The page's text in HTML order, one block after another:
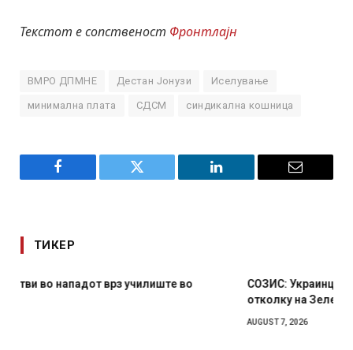
Текстот е сопственост Фронтлајн
ВМРО ДПМНЕ Дестан Јонузи Иселување
минимална плата СДСМ синдикална кошница
Facebook Twitter LinkedIn Email
ТИКЕР
СОЗИС: Украинците повеќе им веруваат на генералите